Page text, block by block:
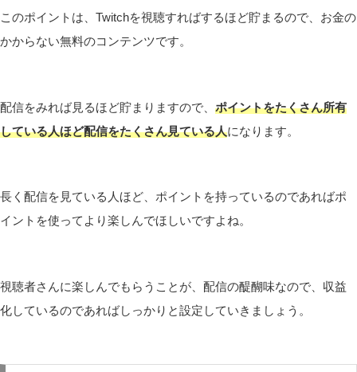
このポイントは、Twitchを視聴すればするほど貯まるので、お金の
かからない無料のコンテンツです。
配信をみれば見るほど貯まりますので、 ポイントをたくさん所有
している人ほど配信をたくさん見ている人になります。
長く配信を見ている人ほど、ポイントを持っているのであればポ
イントを使ってより楽しんでほしいですよね。
視聴者さんに楽しんでもらうことが、配信の醍醐味なので、収益
化しているのであればしっかりと設定していきましょう。